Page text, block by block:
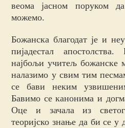
веома јасном поруком
можемо.
Божанска благодат је и
пијадестал
најбољи учитељ божанске
налазимо у свим тим
се бави неким
Бавимо се канонима и
Оце и зачала из
теоријско знање да би се